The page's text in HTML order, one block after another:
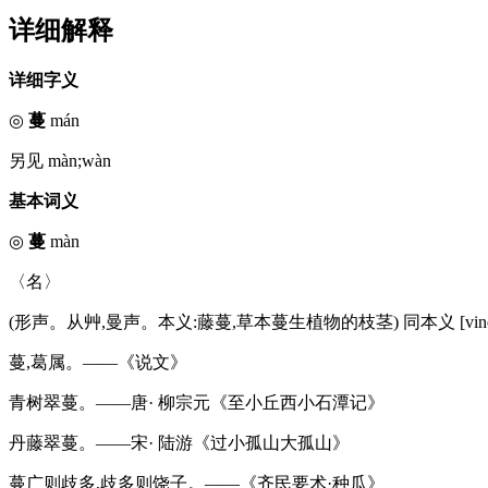
详细解释
详细字义
◎ 蔓 mán
另见 màn;wàn
基本词义
◎ 蔓 màn
〈名〉
(形声。从艸,曼声。本义:藤蔓,草本蔓生植物的枝茎) 同本义
蔓,葛属。——《说文》
青树翠蔓。——唐· 柳宗元《至小丘西小石潭记》
丹藤翠蔓。——宋· 陆游《过小孤山大孤山》
蔓广则歧多,歧多则饶子。——《齐民要术·种瓜》